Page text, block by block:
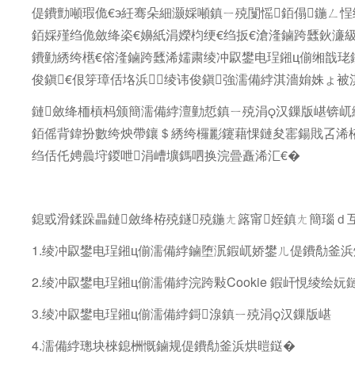
偍鐨勯噸瑕佹€э紝骞朵細灏婇噸鎮ㄧ殑闅愮銆傝鍦ㄥ
銆婇殣绉佹斂绛栥€嬶紙涓嬫枃绠€绉扳€滄湰鏀跨瓥鈥
鐨勭綉绔欍€傛湰鏀跨瓥浠嬬粛绫冲叞鐢电珵鎺ц偂缃戠
俊鎭€佷笌璋佸垎浜绫讳俊鎭強濡備綍淇濇姢姝ょ
鏈斂绛栭槓杩颁簡濡備綍澶勭悊鎮ㄧ殑涓汉鏁版嵁锛
銆傜背鍏扮數绔炴帶鑲＄綉绔欏彲鑳藉惈鏈夋寚鍚戝叾
绉佸仛娉曟垨鍐呭涓嶆壙鎷呬换浣曡矗浠汇€�
鎴戜滑鍒跺畾鏈斂绛栫殑鐩殑鍦ㄤ簬甯姪鎮ㄤ簡瑙ｄ
1.绫冲叞鐢电珵鎺ц偂濡備綍鏀堕泦鍜屼娇鐢ㄦ偍鐨勪釜
2.绫冲叞鐢电珵鎺ц偂濡備綍浣跨敤Cookie 鍜屽悓绫绘妧
3.绫冲叞鐢电珵鎺ц偂濡備綍鎶湶鎮ㄧ殑涓汉鏁版嵁
4.濡備綍璁块棶鎴栦慨鏀规偍鐨勪釜浜烘暟鎹�